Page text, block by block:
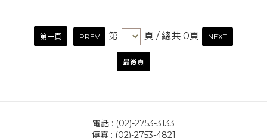
第一頁 PREV 第 頁 / 總共 0頁 NEXT
最後頁
電話 : (02)-2753-3133
傳真 : (02)-2753-4821